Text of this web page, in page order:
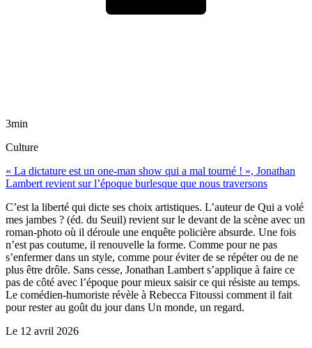
3min
Culture
« La dictature est un one-man show qui a mal tourné ! », Jonathan
Lambert revient sur l’époque burlesque que nous traversons
C’est la liberté qui dicte ses choix artistiques. L’auteur de Qui a volé
mes jambes ? (éd. du Seuil) revient sur le devant de la scène avec un
roman-photo où il déroule une enquête policière absurde. Une fois
n’est pas coutume, il renouvelle la forme. Comme pour ne pas
s’enfermer dans un style, comme pour éviter de se répéter ou de ne
plus être drôle. Sans cesse, Jonathan Lambert s’applique à faire ce
pas de côté avec l’époque pour mieux saisir ce qui résiste au temps.
Le comédien-humoriste révèle à Rebecca Fitoussi comment il fait
pour rester au goût du jour dans Un monde, un regard.
Le 12 avril 2026